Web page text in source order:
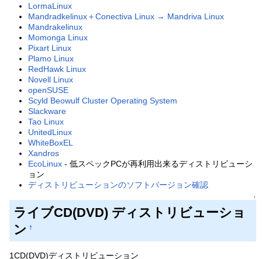
LormaLinux
Mandradkelinux＋Conectiva Linux → Mandriva Linux
Mandrakelinux
Momonga Linux
Pixart Linux
Plamo Linux
RedHawk Linux
Novell Linux
openSUSE
Scyld Beowulf Cluster Operating System
Slackware
Tao Linux
UnitedLinux
WhiteBoxEL
Xandros
EcoLinux - 低スペックPCが再利用出来るディストリビューシ
ョン
ディストリビューションのソフトバージョン確認
↑
ライブCD(DVD) ディストリビューショ
ン
†
1CD(DVD)ディストリビューション